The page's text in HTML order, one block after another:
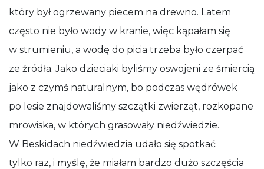
który był ogrzewany piecem na drewno. Latem
często nie było wody w kranie, więc kąpałam się
w strumieniu, a wodę do picia trzeba było czerpać
ze źródła. Jako dzieciaki byliśmy oswojeni ze śmiercią
jako z czymś naturalnym, bo podczas wędrówek
po lesie znajdowaliśmy szczątki zwierząt, rozkopane
mrowiska, w których grasowały niedźwiedzie.
W Beskidach niedźwiedzia udało się spotkać
tylko raz, i myślę, że miałam bardzo dużo szczęścia